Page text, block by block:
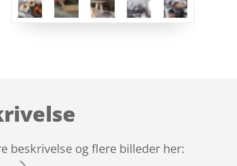
beskrivelse og flere billeder her: